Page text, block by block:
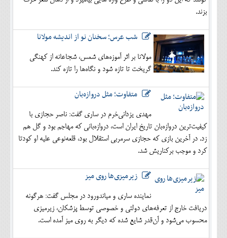
بزند.
شب عرس؛ سخنان نو از اندیشه مولانا
مولانا بر اثر آموزه‌های شمس، شجاعانه از کهنگی
گریخت تا تازه شود و نگاه‌ها را تازه کند.
متفاوت؛ مثل دروازه‌بان
مهدی یزدانی‌خرم در ساری گفت: ناصر حجازی با
کیفیت‌ترین دروازه‌بان تاریخ ایران است، دروازه‌بانی که مهاجم بود و گل هم
زد. در آخرین بازی که حجازی سرمربی استقلال بود، قلعه‌نوعی علیه او کودتا
کرد و موجب برکناریش شد.
زیرمیزی‌ها روی میز
نماینده ساری و میاندورود در مجلس گفت: هرگونه
دریافت خارج از تعرفه‌های دولتی و خصوصی توسط پزشکان، زیرمیزی
محسوب می‌شود و آن‌قدر شایع شده که دیگر به روی میز آمده است.